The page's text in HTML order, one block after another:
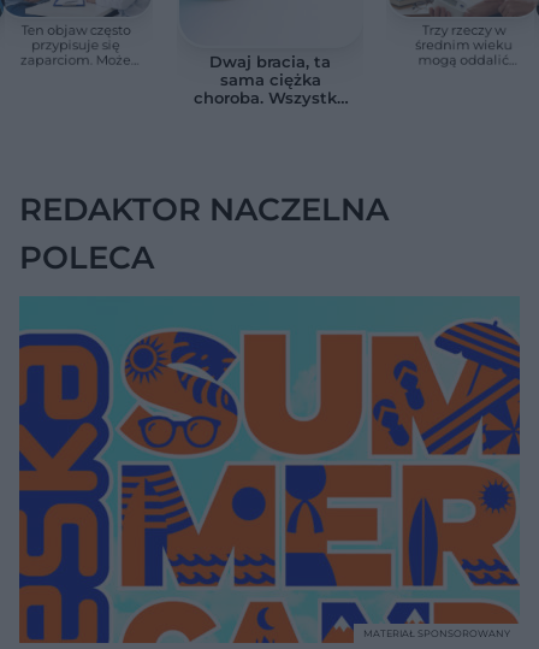
Ten objaw często
przypisuje się
zaparciom. Może
Dwaj bracia, ta
sama ciężka
choroba. Wszystko
Trzy rzeczy w
średnim wieku
mogą oddalić
REDAKTOR NACZELNA
POLECA
MATERIAŁ SPONSOROWANY